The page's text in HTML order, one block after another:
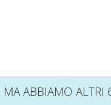
MA ABBIAMO ALTRI